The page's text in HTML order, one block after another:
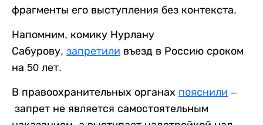
фрагменты его выступления без контекста.
Напомним, комику Нурлану
Сабурову, запретили въезд в Россию сроком
на 50 лет.
В правоохранительных органах пояснили –
запрет не является самостоятельным